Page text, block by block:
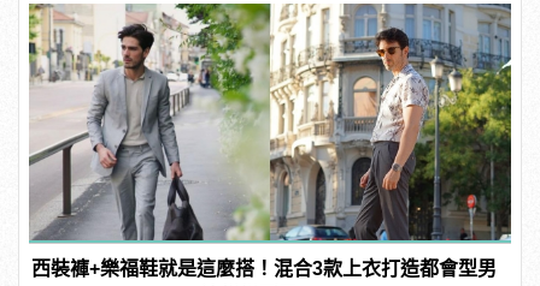
西裝褲+樂福鞋就是這麼搭！混合3款上衣打造都會型男